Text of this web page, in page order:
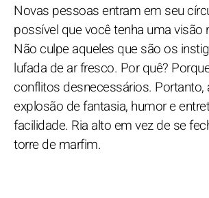
Novas pessoas entram em seu
possível que você tenha uma visão
Não culpe aqueles que são os
lufada de ar fresco. Por quê?
conflitos desnecessários. Portanto,
explosão de fantasia, humor e
facilidade. Ria alto em vez de se
torre de marfim.